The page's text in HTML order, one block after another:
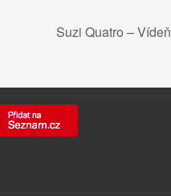
Suzi Quatro – Vídeň